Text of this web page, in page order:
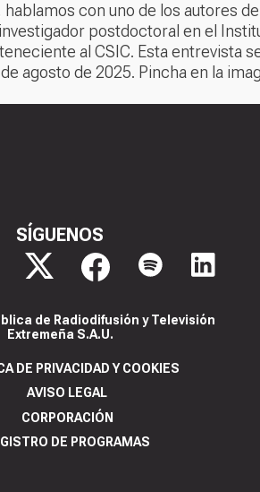
con uno de los autores
postdoctoral en el
al CSIC. Esta entrevista
agosto de 2025. Pincha en la
SÍGUENOS
de Radiodifusión y Televisión
Extremeña S.A.U.
DE PRIVACIDAD Y COOKIES
AVISO LEGAL
CORPORACIÓN
DE PROGRAMAS